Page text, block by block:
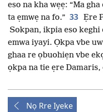
eso na kha wẹẹ: “Ma
ta ẹmwẹ na fo.” 33 Ẹre
Sokpan, ikpia eso
emwa iyayi. Ọkpa vbe
ghaa re ọbuohiẹn vbe
ọkpa na tie ẹre Damaris,
Nọ Rre Iyeke